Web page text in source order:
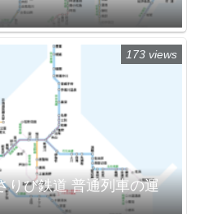
りび鉄道 普通列車の運
173 views